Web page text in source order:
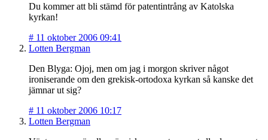
Du kommer att bli stämd för patentintrång av Katolska
kyrkan!
# 11 oktober 2006 09:41
Lotten Bergman
Den Blyga: Ojoj, men om jag i morgon skriver något
ironiserande om den grekisk-ortodoxa kyrkan så kanske det
jämnar ut sig?
# 11 oktober 2006 10:17
Lotten Bergman